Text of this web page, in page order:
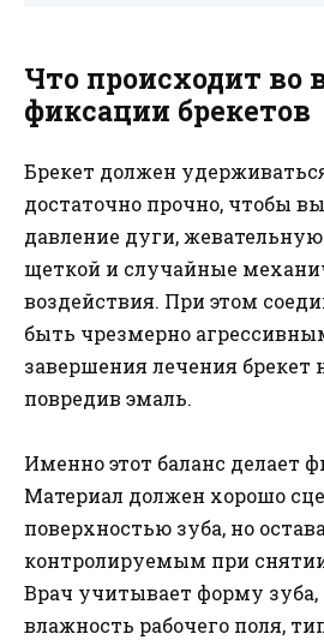
Что происходит во
фиксации брекетов
Брекет должен
достаточно прочно, чтобы
давление дуги,
щеткой и случайные
воздействия. При этом
быть чрезмерно
завершения лечения брекет
повредив эмаль.
Именно этот баланс делает
Материал должен хорошо
поверхностью зуба, но
контролируемым при
Врач учитывает форму зуба,
влажность рабочего поля,